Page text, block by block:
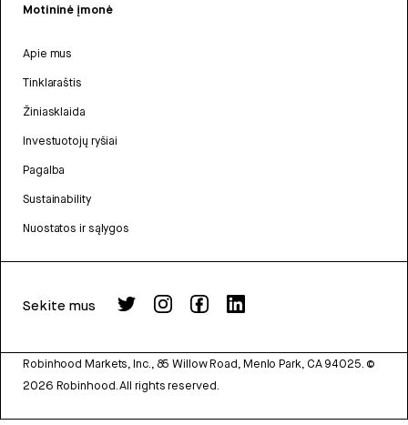
Motininė įmonė
Apie mus
Tinklaraštis
Žiniasklaida
Investuotojų ryšiai
Pagalba
Sustainability
Nuostatos ir sąlygos
Sekite mus
Robinhood Markets, Inc., 85 Willow Road, Menlo Park, CA 94025. ©
2026 Robinhood. All rights reserved.